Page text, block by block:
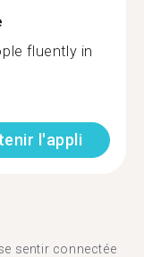
fluently in
l'appli
sentir connectée